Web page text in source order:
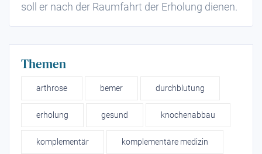
soll er nach der Raumfahrt der Erholung dienen.
Themen
arthrose bemer durchblutung
erholung gesund knochenabbau
komplementär komplementäre medizin